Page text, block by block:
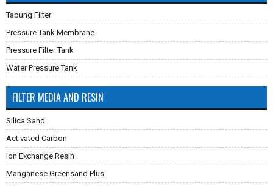
Tabung Filter
Pressure Tank Membrane
Pressure Filter Tank
Water Pressure Tank
FILTER MEDIA AND RESIN
Silica Sand
Activated Carbon
Ion Exchange Resin
Manganese Greensand Plus